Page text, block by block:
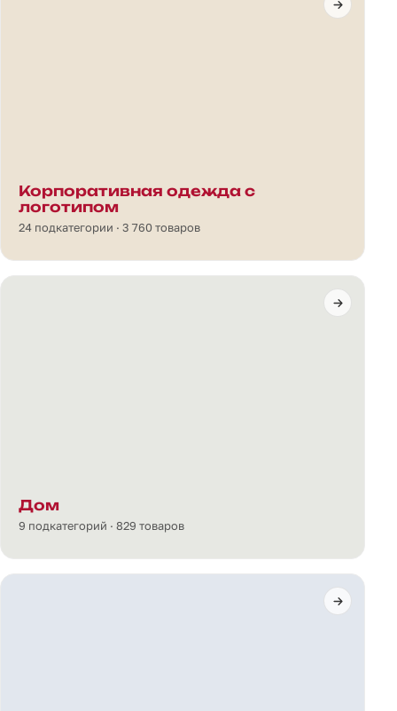
Корпоративная одежда с
логотипом
24 подкатегории · 3 760 товаров
Дом
9 подкатегорий · 829 товаров